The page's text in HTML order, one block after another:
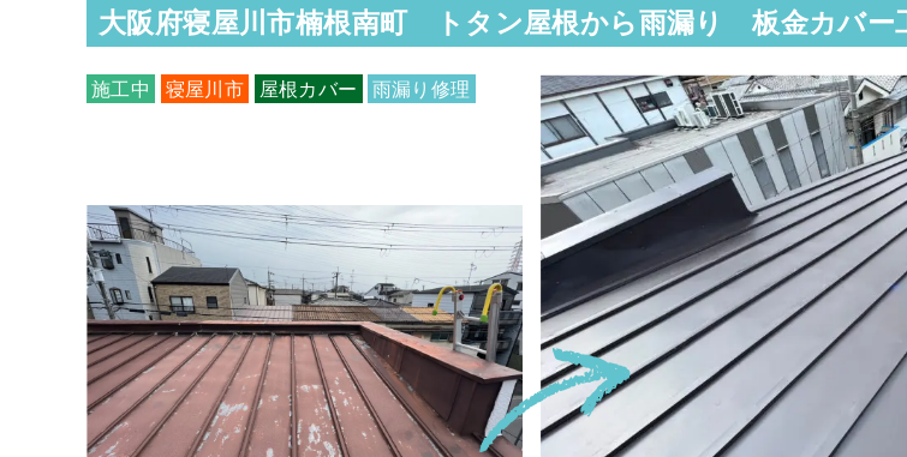
大阪府寝屋川市楠根南町 トタン屋根から雨漏り 板金カバー
施工中 寝屋川市 屋根カバー 雨漏り修理